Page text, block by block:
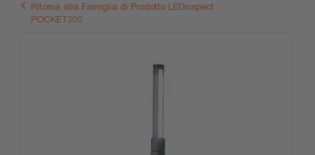
Ritorna alla Famiglia di Prodotto LEDinspect
POCKET200